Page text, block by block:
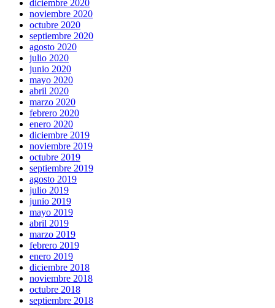
diciembre 2020
noviembre 2020
octubre 2020
septiembre 2020
agosto 2020
julio 2020
junio 2020
mayo 2020
abril 2020
marzo 2020
febrero 2020
enero 2020
diciembre 2019
noviembre 2019
octubre 2019
septiembre 2019
agosto 2019
julio 2019
junio 2019
mayo 2019
abril 2019
marzo 2019
febrero 2019
enero 2019
diciembre 2018
noviembre 2018
octubre 2018
septiembre 2018